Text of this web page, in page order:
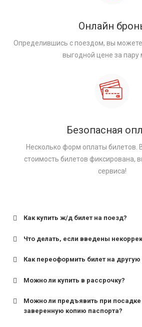
Онлайн
Определившись с поездом, вы
выгодной цене за пару
Безопасная
Несколько форм оплаты билетов.
стоимость билетов фиксирована,
сервиса!
Как купить ж/д билет на поезд?
Что делать, если введены
Как переоформить билет на другую
Можно ли купить в рассрочку?
Можно ли предъявить при посадке
заверенную копию паспорта?